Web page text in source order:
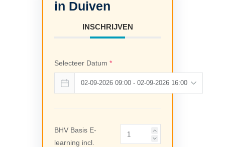
INSCHRIJVEN
Selecteer Datum *
BHV Basis E-
learning incl.